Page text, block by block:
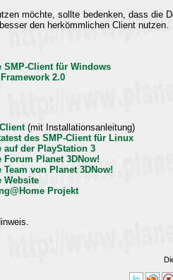
möchte, sollte bedenken, dass die
den herkömmlichen Client nutzen.
SMP-Client für Windows
2.0
(mit Installationsanleitung)
des SMP-Client für Linux
auf der PlayStation 3
Forum Planet 3DNow!
Team von Planet 3DNow!
Website
Projekt